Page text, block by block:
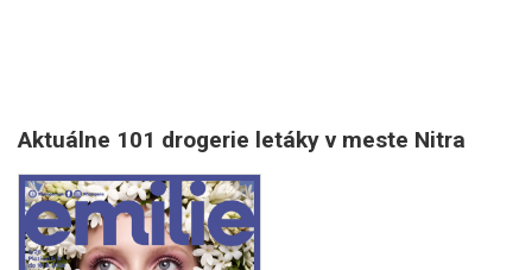
Aktuálne 101 drogerie letáky v meste Nitra